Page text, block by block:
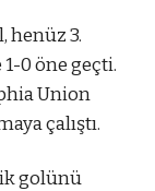
henüz 3.
1-0 öne geçti.
Union
çalıştı.
golünü